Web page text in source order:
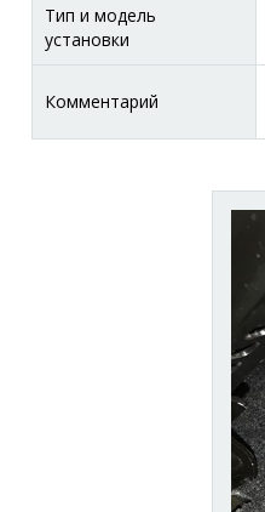
Тип и модель
установки
Комментарий